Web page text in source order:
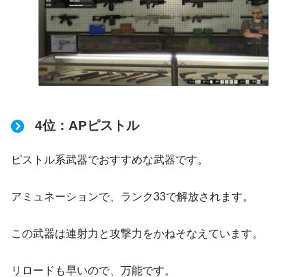
4位：APピストル
ピストル系武器でおすすめな武器です。
アミュネーションで、ランク33で解放されます。
この武器は連射力と攻撃力をかねそなえています。
リロードも早いので、万能です。